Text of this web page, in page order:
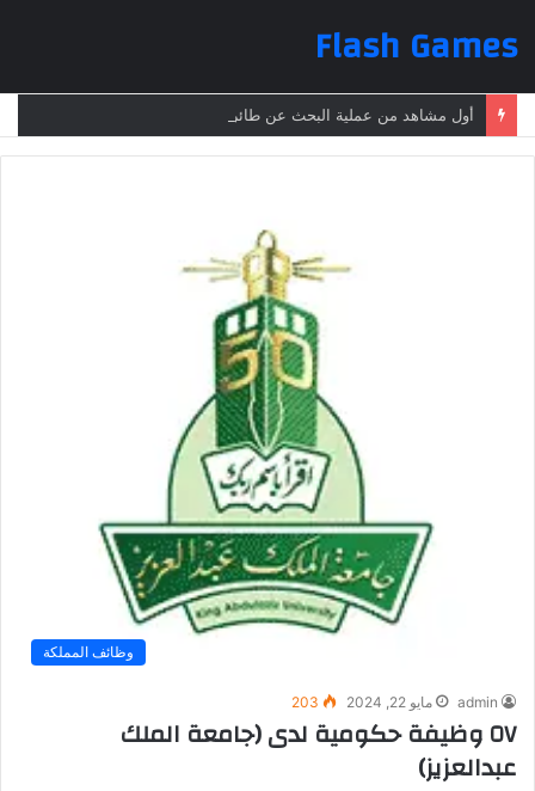
Flash Games
وظائف المملكة
admin مايو 22, 2024 203
٥٧ وظيفة حكومية لدى (جامعة الملك
عبدالعزيز)